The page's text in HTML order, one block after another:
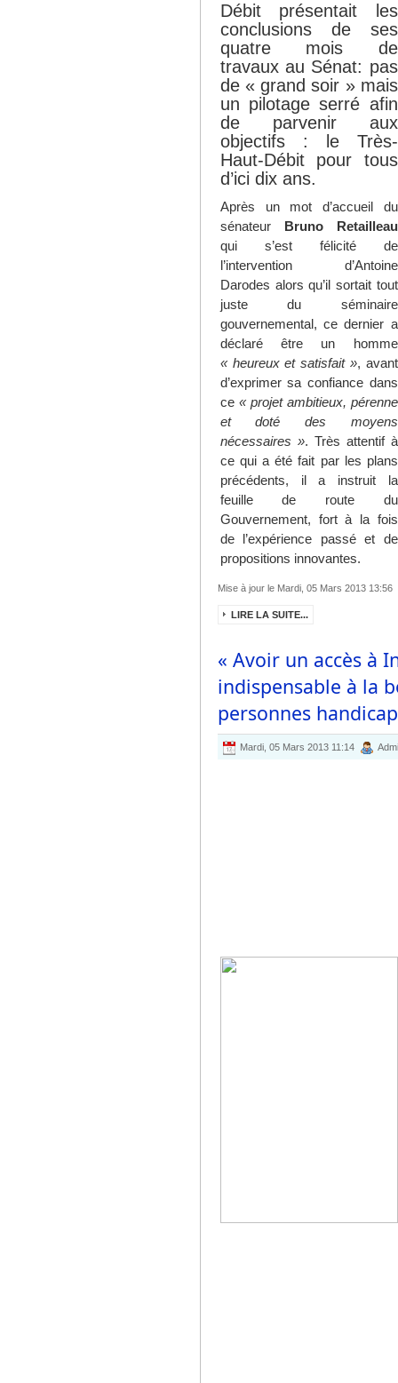
Débit présentait les
conclusions de ses
quatre mois de
travaux au Sénat: pas
de « grand soir » mais
un pilotage serré afin
de parvenir aux
objectifs : le Très-
Haut-Débit pour tous
d’ici dix ans.
Après un mot d’accueil du
sénateur Bruno Retailleau
qui s’est félicité de
l’intervention d’Antoine
Darodes alors qu’il sortait tout
juste du séminaire
gouvernemental, ce dernier a
déclaré être un homme
« heureux et satisfait », avant
d’exprimer sa confiance dans
ce « projet ambitieux, pérenne
et doté des moyens
nécessaires ». Très attentif à
ce qui a été fait par les plans
précédents, il a instruit la
feuille de route du
Gouvernement, fort à la fois
de l’expérience passé et de
propositions innovantes.
Mise à jour le Mardi, 05 Mars 2013 13:56
LIRE LA SUITE...
« Avoir un accès à
indispensable à la
personnes
Mardi, 05 Mars 2013 11:14